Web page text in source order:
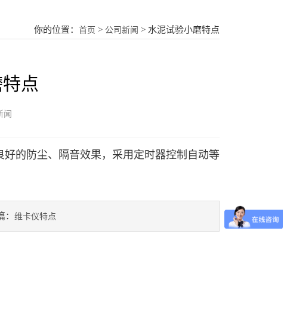
你的位置：首页 > 公司新闻 > 水泥试验小磨特点
点
闻
的防尘、隔音效果，采用定时器控制自动等
：维卡仪特点